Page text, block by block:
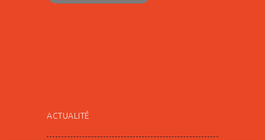
ACTUALITÉ